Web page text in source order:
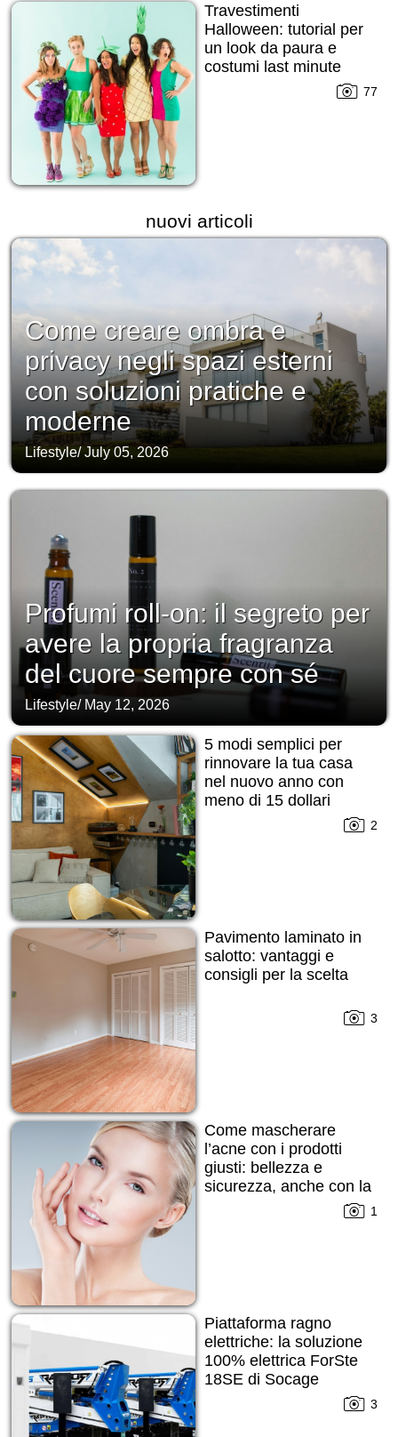
Travestimenti
Halloween: tutorial per
un look da paura e
costumi last minute
77
nuovi articoli
Come creare ombra e
privacy negli spazi esterni
con soluzioni pratiche e
moderne
Lifestyle/July 05, 2026
Profumi roll-on: il segreto per
avere la propria fragranza
del cuore sempre con sé
Lifestyle/ May 12, 2026
5 modi semplici per
rinnovare la tua casa
nel nuovo anno con
meno di 15 dollari
2
Pavimento laminato in
salotto: vantaggi e
consigli per la scelta
3
Come mascherare
l’acne con i prodotti
giusti: bellezza e
sicurezza, anche con la
1
Piattaforma ragno
elettriche: la soluzione
100% elettrica ForSte
18SE di Socage
3